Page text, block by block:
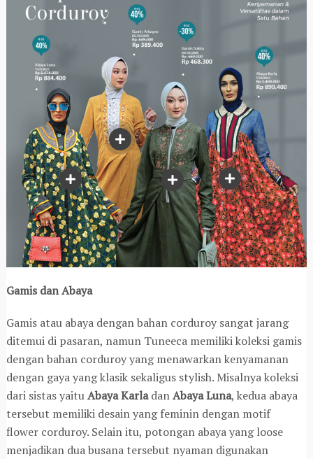
Gamis dan Abaya
Gamis atau abaya dengan bahan corduroy sangat jarang
ditemui di pasaran, namun Tuneeca memiliki koleksi gamis
dengan bahan corduroy yang menawarkan kenyamanan
dengan gaya yang klasik sekaligus stylish. Misalnya koleksi
dari sistas yaituAbaya KarladanAbaya Luna, kedua abaya
tersebut memiliki desain yang feminin dengan motif
flower corduroy. Selain itu, potongan abaya yang loose
menjadikan dua busana tersebut nyaman digunakan